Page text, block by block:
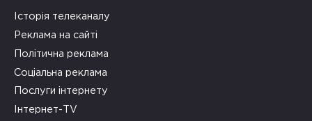
Історія телеканалу
Реклама на сайті
Політична реклама
Соціальна реклама
Послуги інтернету
Інтернет-TV